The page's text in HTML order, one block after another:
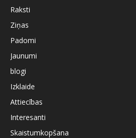
Raksti
Ziņas
Padomi
Jaunumi
blogi
Izklaide
Attiecības
Interesanti
Skaistumkopšana